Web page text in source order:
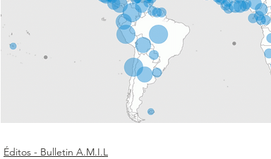
Éditos - Bulletin A.M.I.L